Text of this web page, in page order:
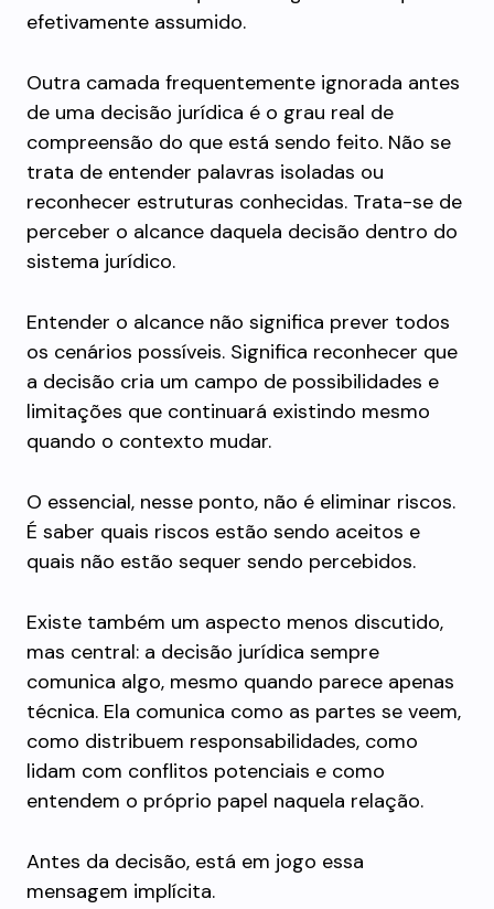
efetivamente assumido.
Outra camada frequentemente ignorada antes
de uma decisão jurídica é o grau real de
compreensão do que está sendo feito. Não se
trata de entender palavras isoladas ou
reconhecer estruturas conhecidas. Trata-se de
perceber o alcance daquela decisão dentro do
sistema jurídico.
Entender o alcance não significa prever todos
os cenários possíveis. Significa reconhecer que
a decisão cria um campo de possibilidades e
limitações que continuará existindo mesmo
quando o contexto mudar.
O essencial, nesse ponto, não é eliminar riscos.
É saber quais riscos estão sendo aceitos e
quais não estão sequer sendo percebidos.
Existe também um aspecto menos discutido,
mas central: a decisão jurídica sempre
comunica algo, mesmo quando parece apenas
técnica. Ela comunica como as partes se veem,
como distribuem responsabilidades, como
lidam com conflitos potenciais e como
entendem o próprio papel naquela relação.
Antes da decisão, está em jogo essa
mensagem implícita.